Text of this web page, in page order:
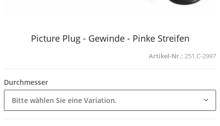
Picture Plug - Gewinde - Pinke Streifen
Artikel-Nr.: 251.C-2997
Durchmesser
Bitte wählen Sie eine Variation.